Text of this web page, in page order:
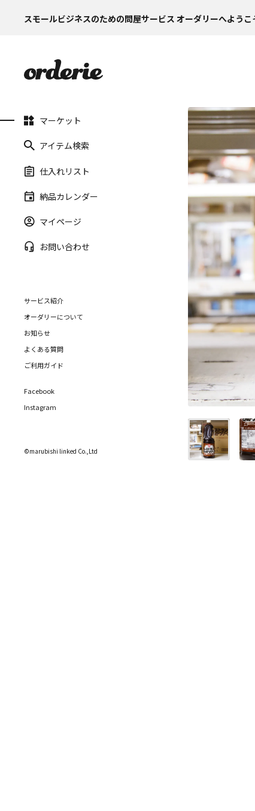
スモールビジネスのための問屋サービス オーダリーへようこ
マーケット
アイテム検索
仕入れリスト
納品カレンダー
マイページ
お問い合わせ
サービス紹介
オーダリーについて
お知らせ
よくある質問
ご利用ガイド
Facebook
Instagram
©marubishi linked Co.,Ltd